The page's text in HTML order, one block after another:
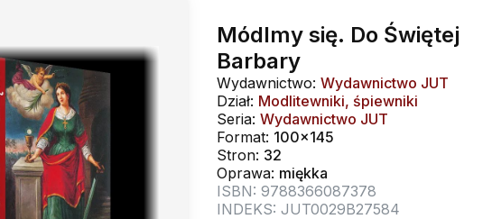
Módlmy się. Do Świętej
Barbary
Wydawnictwo: Wydawnictwo JUT
Dział: Modlitewniki, śpiewniki
Seria: Wydawnictwo JUT
Format: 100x145
Stron: 32
Oprawa: miękka
ISBN: 9788366087378
INDEKS: JUT0029B27584